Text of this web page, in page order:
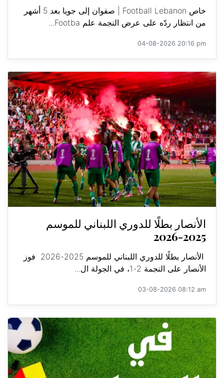
خاص Football Lebanon | صفوان إلى جويا بعد 5 أشهر
من انتظار ردّه على عرض النجمة علم Footba...
04-08-2026 20:16 pm
الأنصار بطلًا للدوري اللبناني للموسم
2025-2026
الأنصار بطلًا للدوري اللبناني للموسم 2025-2026 فوز
الأنصار على النجمة 2-1، في الجولة ال...
03-08-2026 08:12 am